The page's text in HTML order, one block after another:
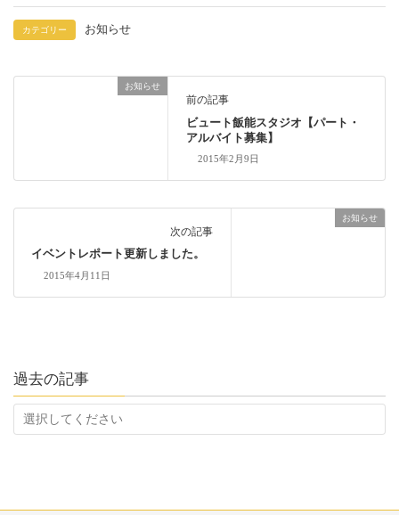
カテゴリー お知らせ
お知らせ
前の記事
ビュート飯能スタジオ【パート・
アルバイト募集】
2015年2月9日
お知らせ
次の記事
イベントレポート更新しました。
2015年4月11日
過去の記事